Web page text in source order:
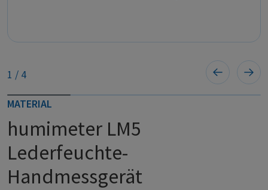
1 / 4
MATERIAL
humimeter LM5
Lederfeuchte-
Handmessgerät